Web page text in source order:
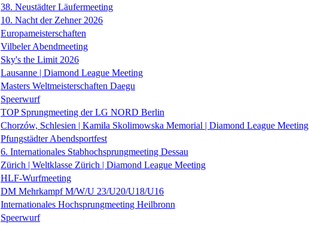
38. Neustädter Läufermeeting
10. Nacht der Zehner 2026
Europameisterschaften
Vilbeler Abendmeeting
Sky's the Limit 2026
Lausanne | Diamond League Meeting
Masters Weltmeisterschaften Daegu
Speerwurf
TOP Sprungmeeting der LG NORD Berlin
Chorzów, Schlesien | Kamila Skolimowska Memorial | Diamond League Meeting
Pfungstädter Abendsportfest
6. Internationales Stabhochsprungmeeting Dessau
Zürich | Weltklasse Zürich | Diamond League Meeting
HLF-Wurfmeeting
DM Mehrkampf M/W/U 23/U20/U18/U16
Internationales Hochsprungmeeting Heilbronn
Speerwurf